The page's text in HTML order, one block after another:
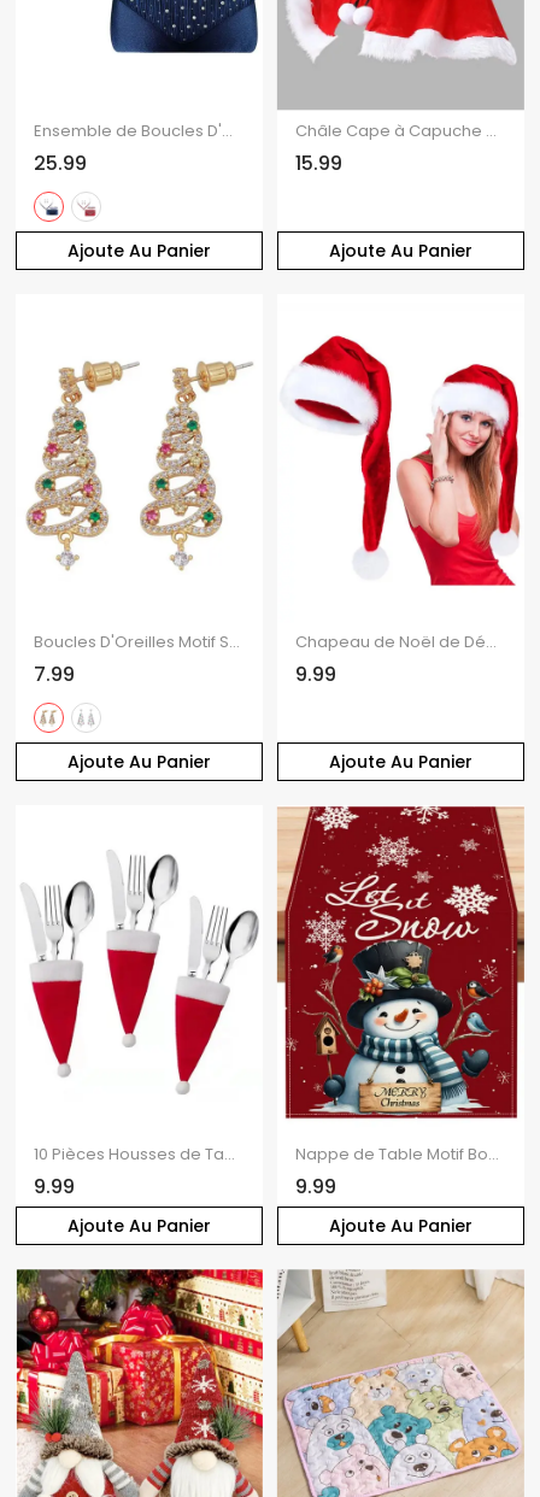
Ajoute Au Panier
Ensemble de Boucles D'Oreilles Bracelet de Soirée Strass en Satin Quatre Pièces
25.99
Ajoute Au Panier
Châle Cape à Capuche en Velours Motif Père Noël Vêtements de Fête
15.99
Ajoute Au Panier
Boucles D'Oreilles Motif Sapin de Noël en Cristal Fantaisie avec Pompon
7.99
Ajoute Au Panier
Chapeau de Noël de Décoration Long Fourré
9.99
Ajoute Au Panier
10 Pièces Housses de Table Fourchette et Mini-Cuillère Décorations de Noël
9.99
Ajoute Au Panier
Nappe de Table Motif Bonhomme de Neige de Noël
9.99